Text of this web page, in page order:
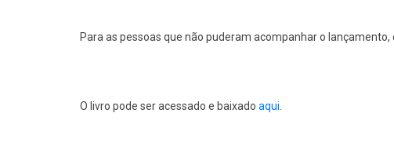
Para as pessoas que não puderam acompanhar o lançamento,
O livro pode ser acessado e baixado aqui